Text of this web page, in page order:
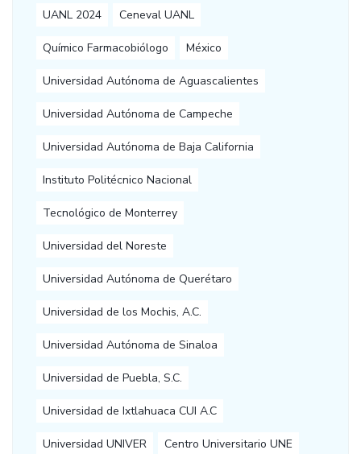
UANL 2024 Ceneval UANL
Químico Farmacobiólogo México
Universidad Autónoma de Aguascalientes
Universidad Autónoma de Campeche
Universidad Autónoma de Baja California
Instituto Politécnico Nacional
Tecnológico de Monterrey
Universidad del Noreste
Universidad Autónoma de Querétaro
Universidad de los Mochis, A.C.
Universidad Autónoma de Sinaloa
Universidad de Puebla, S.C.
Universidad de Ixtlahuaca CUI A.C
Universidad UNIVER Centro Universitario UNE